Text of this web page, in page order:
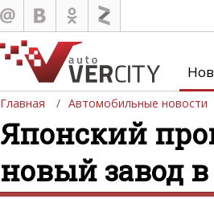
Главная Автомобильные новости
Японский
новый завод
Новости
Россия,
Украина, Беларусь
Азербайджан
Автобизнес, Мототехника
Шпионские фото
Звездные новости